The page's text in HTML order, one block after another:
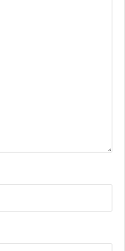
nossa
para